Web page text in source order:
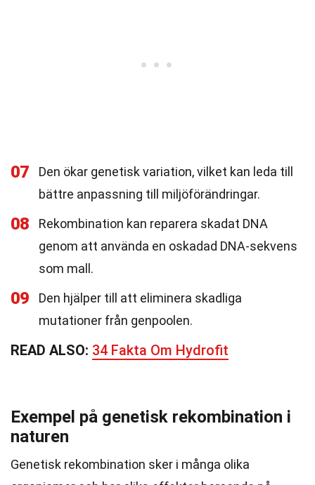
07
Den ökar genetisk variation, vilket kan leda till
bättre anpassning till miljöförändringar.
08
Rekombination kan reparera skadat DNA
genom att använda en oskadad DNA-sekvens
som mall.
09
Den hjälper till att eliminera skadliga
mutationer från genpoolen.
READ ALSO: 34 Fakta Om Hydrofit
Exempel på genetisk rekombination i
naturen
Genetisk rekombination sker i många olika